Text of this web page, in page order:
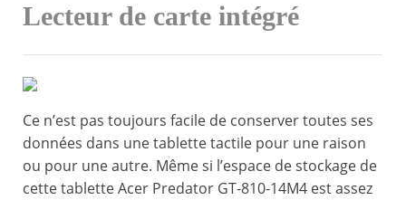
Lecteur de carte intégré
Ce n’est pas toujours facile de conserver toutes ses
données dans une tablette tactile pour une raison
ou pour une autre. Même si l’espace de stockage de
cette tablette Acer Predator GT-810-14M4 est assez